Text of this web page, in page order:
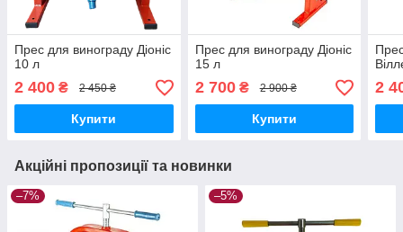
Прес для винограду Діоніс
10 л
2 400 ₴ 2 450 ₴
Купити
Прес для винограду Діоніс
15 л
2 700₴ 2 900 ₴
Купити
2
Акційні пропозиції та новинки
–7% –5%